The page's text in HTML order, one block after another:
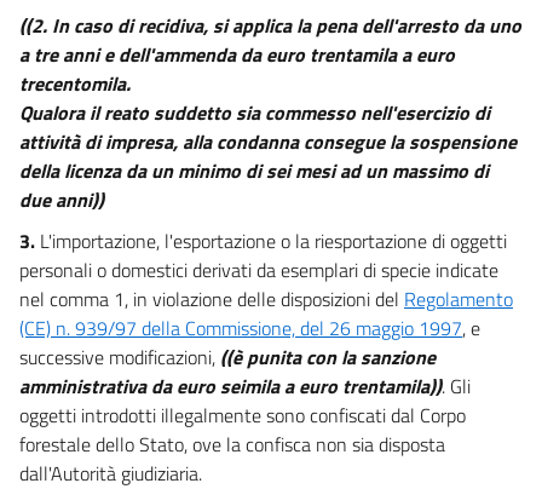
((2. In caso di recidiva, si applica la pena dell'arresto da uno
a tre anni e dell'ammenda da euro trentamila a euro
trecentomila.
Qualora il reato suddetto sia commesso nell'esercizio di
attività di impresa, alla condanna consegue la sospensione
della licenza da un minimo di sei mesi ad un massimo di
due anni))
3. L'importazione, l'esportazione o la riesportazione di oggetti
personali o domestici derivati da esemplari di specie indicate
nel comma 1, in violazione delle disposizioni del Regolamento
(CE) n. 939/97 della Commissione, del 26 maggio 1997, e
successive modificazioni, ((è punita con la sanzione
amministrativa da euro seimila a euro trentamila)). Gli
oggetti introdotti illegalmente sono confiscati dal Corpo
forestale dello Stato, ove la confisca non sia disposta
dall'Autorità giudiziaria.